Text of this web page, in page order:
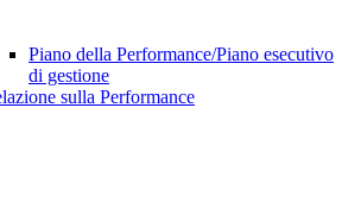
Piano della Performance/Piano esecutivo
di gestione
sulla Performance